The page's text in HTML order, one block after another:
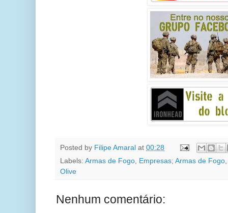
Posted by Filipe Amaral at 00:28
Labels: Armas de Fogo, Empresas; Armas de Fogo
Olive
Nenhum comentário: